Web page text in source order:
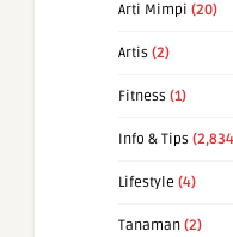
Arti Mimpi (20)
Artis (2)
Fitness (1)
Info & Tips
Lifestyle (4)
Tanaman (2)